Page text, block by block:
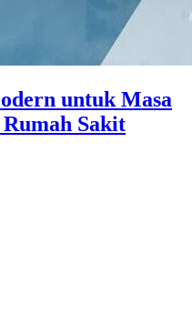
untuk Masa
Sakit